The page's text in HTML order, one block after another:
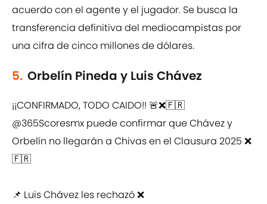
acuerdo con el agente y el jugador. Se busca la
transferencia definitiva del mediocampistas por
una cifra de cinco millones de dólares.
5. Orbelín Pineda y Luis Chávez
¡¡CONFIRMADO, TODO CAIDO!! 🚨❌🇫🇷
@365Scoresmx puede confirmar que Chávez y
Orbelín no llegarán a Chivas en el Clausura 2025 ❌
🇫🇷
📌 Luis Chávez les rechazó ❌